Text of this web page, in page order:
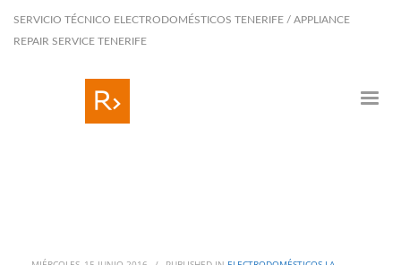
SERVICIO TÉCNICO ELECTRODOMÉSTICOS TENERIFE / APPLIANCE
REPAIR SERVICE TENERIFE